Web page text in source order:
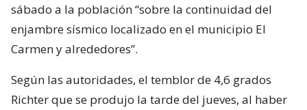
sábado a la población “sobre la continuidad del
enjambre sísmico localizado en el municipio El
Carmen y alrededores”.
Según las autoridades, el temblor de 4,6 grados
Richter que se produjo la tarde del jueves, al haber